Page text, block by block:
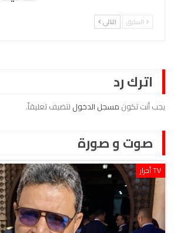
السابق التالي
اترك رد
يجب أنت تكون مسجل الدخول لتضيف تعليقاً.
صوت و صورة
TV أحرار